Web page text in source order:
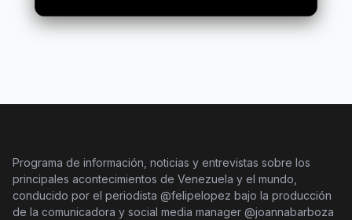
Programa de información, noticias y entrevistas sobre los
principales acontecimientos de Venezuela y el mundo,
conducido por el periodista @felipelopez bajo la producción
de la comunicadora y social media manager @joannabarboza